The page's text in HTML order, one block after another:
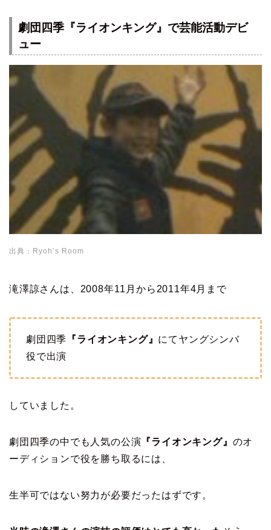
劇団四季『ライオンキング』で芸能活動デビ
ュー
出典：Ryoh’s Room
滝澤諒さんは、2008年11月から2011年4月まで
劇団四季 『ライオンキング』 にてヤングシンバ
役で出演
していました。
劇団四季の中でも人気の公演 『ライオンキング』 のオ
ーディションで役を勝ち取るには、
生半可ではない努力が必要だったはずです。